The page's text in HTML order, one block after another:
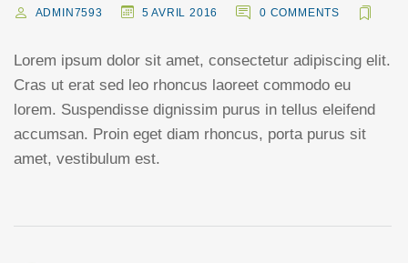
ADMIN7593 5 AVRIL 2016 0 COMMENTS
Lorem ipsum dolor sit amet, consectetur adipiscing elit.
Cras ut erat sed leo rhoncus laoreet commodo eu
lorem. Suspendisse dignissim purus in tellus eleifend
accumsan. Proin eget diam rhoncus, porta purus sit
amet, vestibulum est.